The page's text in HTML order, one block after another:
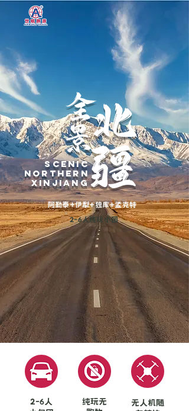
全
景北
疆
SCENIC
NORTHERN
XINJIANG
阿勒泰+伊犁+独库+孟克特
2-6人纯玩小团
2-6人
纯玩无
无人机随